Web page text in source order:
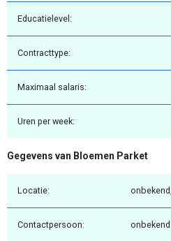
Educatielevel:
Contracttype:
Maximaal salaris:
Uren per week:
Gegevens van Bloemen Parket
Locatie:
Contactpersoon: